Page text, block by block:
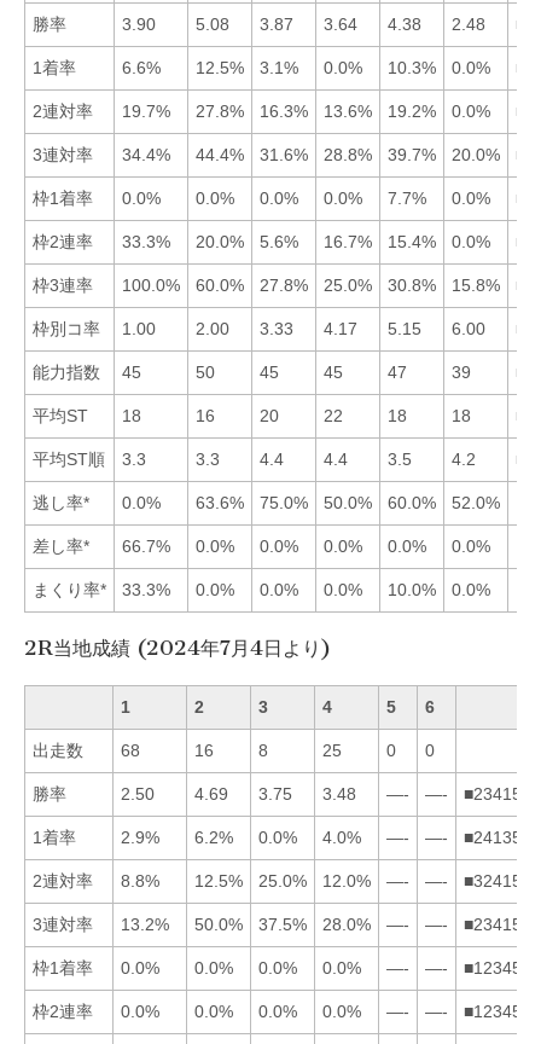
勝率 3.90 5.08 3.87 3.64 4.38 2.48
1着率 6.6% 12.5% 3.1% 0.0% 10.3% 0.0%
2連対率 19.7% 27.8% 16.3% 13.6% 19.2% 0.0%
3連対率 34.4% 44.4% 31.6% 28.8% 39.7% 20.0%
枠1着率 0.0% 0.0% 0.0% 0.0% 7.7% 0.0%
枠2連率 33.3% 20.0% 5.6% 16.7% 15.4% 0.0%
枠3連率 100.0% 60.0% 27.8% 25.0% 30.8% 15.8%
枠別コ率 1.00 2.00 3.33 4.17 5.15 6.00
能力指数 45 50 45 45 47 39
平均ST 18 16 20 22 18 18
平均ST順 3.3 3.3 4.4 4.4 3.5 4.2
逃し率* 0.0% 63.6% 75.0% 50.0% 60.0% 52.0%
差し率* 66.7% 0.0% 0.0% 0.0% 0.0% 0.0%
まくり率* 33.3% 0.0% 0.0% 0.0% 10.0% 0.0%
2R当地成績 (2024年7月4日より)
1 2 3 4 5 6
出走数 68 16 8 25 0 0
勝率 2.50 4.69 3.75 3.48 —- —- ■234156
1着率 2.9% 6.2% 0.0% 4.0% —- —- ■241356
2連対率 8.8% 12.5% 25.0% 12.0% —- —- ■324156
3連対率 13.2% 50.0% 37.5% 28.0% —- —- ■234156
枠1着率 0.0% 0.0% 0.0% 0.0% —- —- ■123456
枠2連率 0.0% 0.0% 0.0% 0.0% —- —- ■123456